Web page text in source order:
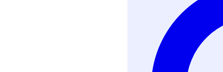
Хочу получить
Телеграм-бот